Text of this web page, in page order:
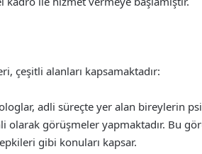
çeşitli alanları kapsamaktadır:
adli süreçte yer alan bireylerin
olarak görüşmeler yapmaktadır. Bu
gibi konuları kapsar.